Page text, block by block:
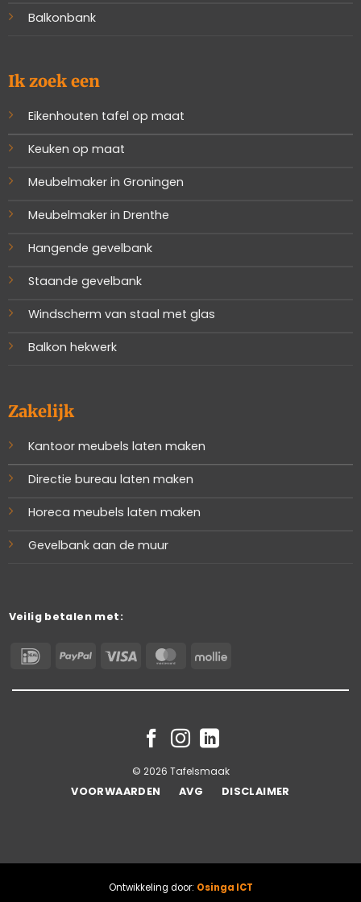
Balkonbank
Ik zoek een
Eikenhouten tafel op maat
Keuken op maat
Meubelmaker in Groningen
Meubelmaker in Drenthe
Hangende gevelbank
Staande gevelbank
Windscherm van staal met glas
Balkon hekwerk
Zakelijk
Kantoor meubels laten maken
Directie bureau laten maken
Horeca meubels laten maken
Gevelbank aan de muur
Veilig betalen met:
IDeal PayPalVisa MasterCard
Mollie
© 2026 Tafelsmaak
VOORWAARDEN
AVG DISCLAIMER
Ontwikkeling door: Osinga ICT